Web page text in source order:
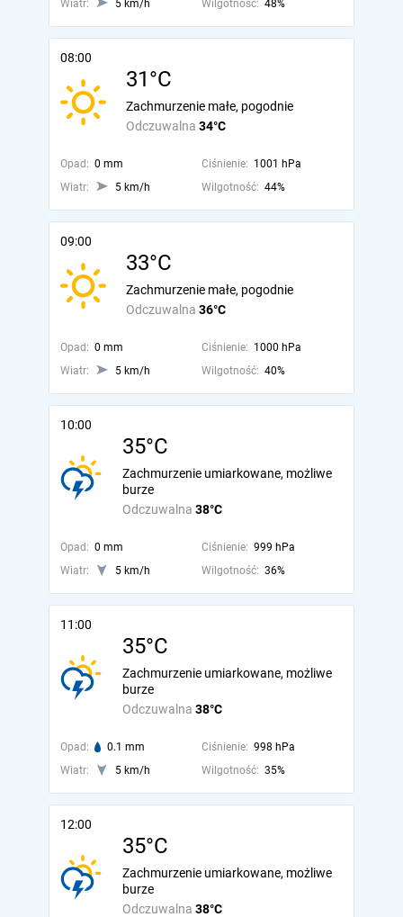
Wiatr: 5 km/h Wilgotność: 48%
08:00
31°C
Odczuwalna 34°C
Zachmurzenie małe, pogodnie
Opad: 0 mm Ciśnienie: 1001 hPa
Wiatr:
5 km/h Wilgotność: 44%
09:00
33°C
Odczuwalna 36°C
Zachmurzenie małe, pogodnie
Opad: 0 mm Ciśnienie: 1000 hPa
Wiatr:
5 km/h Wilgotność: 40%
10:00
35°C
Odczuwalna 38°C
Zachmurzenie umiarkowane, możliwe
burze
Opad: 0 mm Ciśnienie: 999 hPa
Wiatr:
5 km/h Wilgotność: 36%
11:00
35°C
Odczuwalna 38°C
Zachmurzenie umiarkowane, możliwe
burze
Opad: 0.1 mm Ciśnienie: 998 hPa
Wiatr:
5 km/h Wilgotność: 35%
12:00
35°C
Odczuwalna 38°C
Zachmurzenie umiarkowane, możliwe
burze